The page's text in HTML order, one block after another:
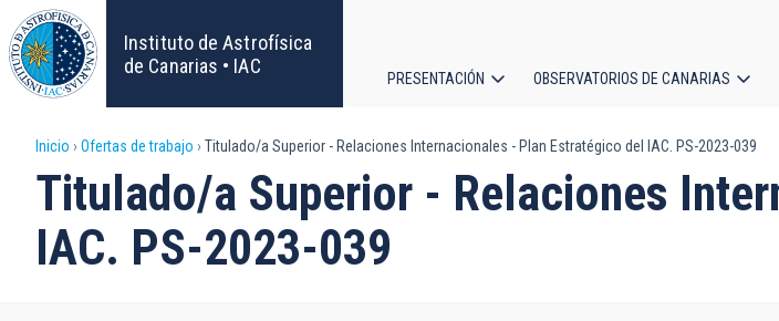
Pasar
al
contenido
principal
Instituto de Astrofísica
de Canarias • IAC
principal
PRESENTACIÓN OBSERVATORIOS DE CANARIAS
Sobrescribir
enlaces
de
Inicio Ofertas de trabajo Titulado/a Superior - Relaciones Internacionales - Plan Estratégico del IAC. PS-2023-039
Titulado/a Superior - Relaciones
IAC. PS-2023-039